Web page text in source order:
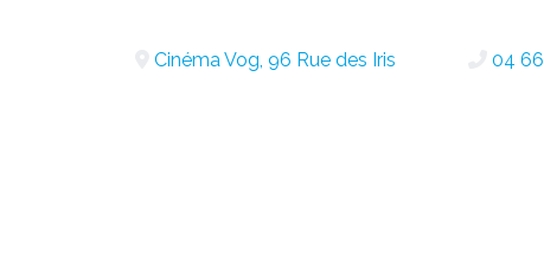
Cinéma Vog, 96 Rue des Iris 04